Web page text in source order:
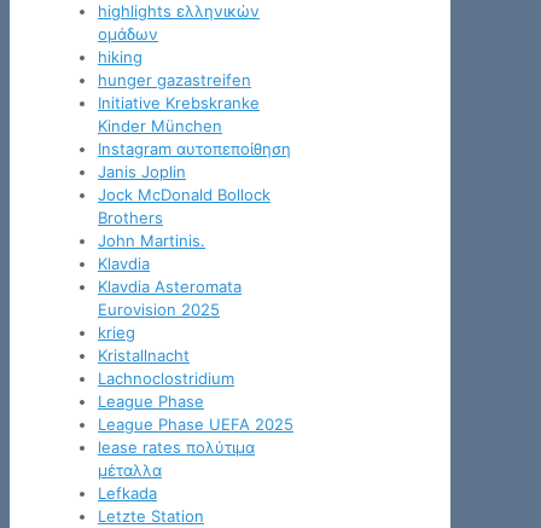
highlights ελληνικών
ομάδων
hiking
hunger gazastreifen
Initiative Krebskranke
Kinder München
Instagram αυτοπεποίθηση
Janis Joplin
Jock McDonald Bollock
Brothers
John Martinis.
Klavdia
Klavdia Asteromata
Eurovision 2025
krieg
Kristallnacht
Lachnoclostridium
League Phase
League Phase UEFA 2025
lease rates πολύτιμα
μέταλλα
Lefkada
Letzte Station